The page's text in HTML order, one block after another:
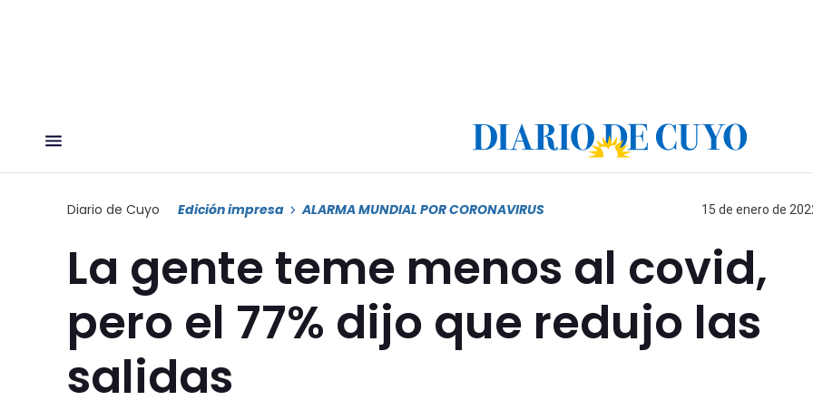
Diario de Cuyo Edición impresa ALARMA MUNDIAL POR CORONAVIRUS 15 de enero de
La gente teme menos al covid,
pero el 77% dijo que redujo las
salidas